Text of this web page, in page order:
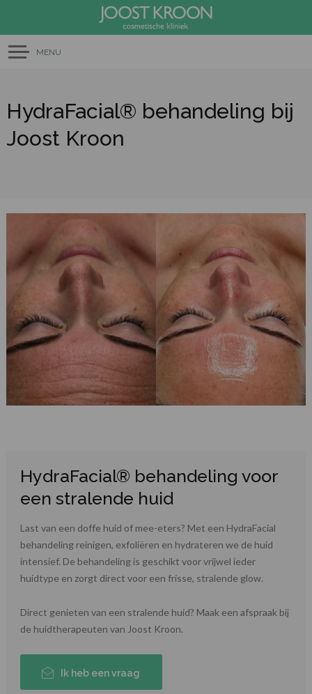
MENU
HydraFacial® behandeling bij
Joost Kroon
HydraFacial® behandeling voor
een stralende huid
Last van een doffe huid of mee-eters? Met een HydraFacial
behandeling reinigen, exfoliëren en hydrateren we de huid
intensief. De behandeling is geschikt voor vrijwel ieder
huidtype en zorgt direct voor een frisse, stralende glow.
Direct genieten van een stralende huid? Maak een afspraak bij
de huidtherapeuten van Joost Kroon.
Ik heb een vraag